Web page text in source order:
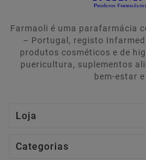
Farmaoli é uma parafarmácia
– Portugal, registo
produtos cosméticos e de
puericultura, suplementos
bem-estar
Loja
Categorias